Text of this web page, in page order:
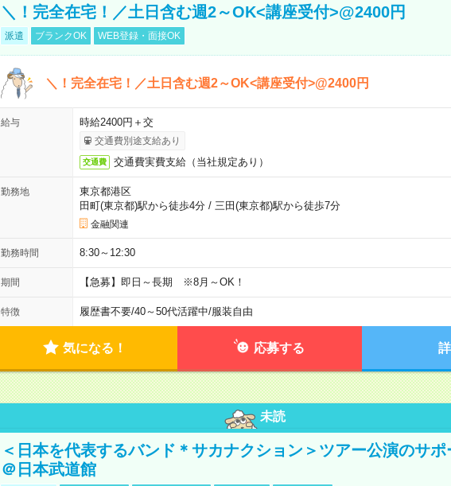
＼！完全在宅！／土日含む週2～OK<講座受付>@2400円
派遣 ブランクOK WEB登録・面接OK
＼！完全在宅！／土日含む週2～OK<講座受付>@2400円
給与 時給2400円＋交
交通費別途支給あり
交通費 交通費実費支給（当社規定あり）
勤務地
東京都港区
田町(東京都)駅から徒歩4分/ 三田(東京都)駅から徒歩7分
金融関連
勤務時間 8:30～12:30
期間 【急募】即日～長期 ※8月～OK！
特徴 履歴書不要/40～50代活躍中/服装自由
気になる！ 応募する
未読
＜日本を代表するバンド＊サカナクション＞ツアー公演のサ
＠日本武道館